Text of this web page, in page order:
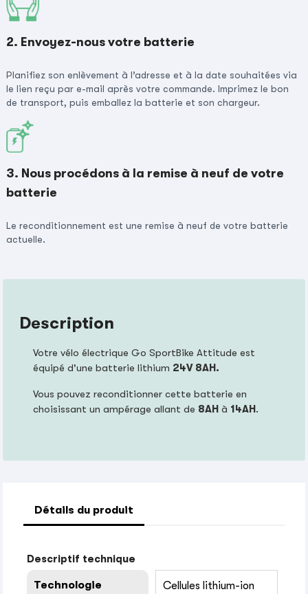
2. Envoyez-nous votre batterie
Planifiez son enlèvement à l’adresse et à la date souhaitées via
le lien reçu par e-mail après votre commande. Imprimez le bon
de transport, puis emballez la batterie et son chargeur.
3. Nous procédons à la remise à neuf de votre
batterie
Le reconditionnement est une remise à neuf de votre batterie
actuelle.
Description
Votre vélo électrique Go SportBike Attitude est
équipé d'une batterie lithium 24V 8AH.
Vous pouvez reconditionner cette batterie en
choisissant un ampérage allant de 8AH à 14AH.
Détails du produit
Descriptif technique
Technologie Cellules lithium-ion